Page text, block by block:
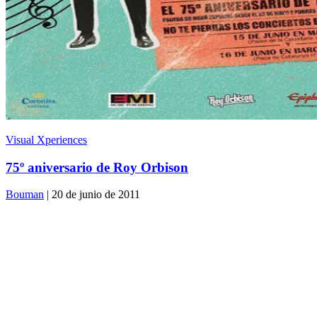
Visual Xperiences
75º aniversario de Roy Orbison
Bouman | 20 de junio de 2011